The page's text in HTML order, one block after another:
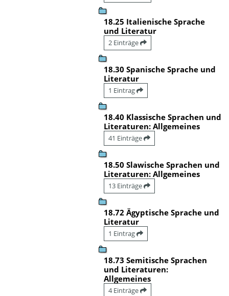
18.25 Italienische Sprache
und Literatur
2 Einträge
18.30 Spanische Sprache und
Literatur
1 Eintrag
18.40 Klassische Sprachen und
Literaturen: Allgemeines
41 Einträge
18.50 Slawische Sprachen und
Literaturen: Allgemeines
13 Einträge
18.72 Ägyptische Sprache und
Literatur
1 Eintrag
18.73 Semitische Sprachen
und Literaturen:
Allgemeines
4 Einträge